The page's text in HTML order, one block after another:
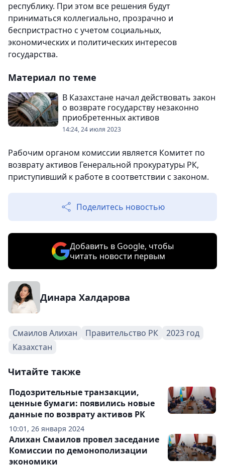
республику. При этом все решения будут
приниматься коллегиально, прозрачно и
беспристрастно с учетом социальных,
экономических и политических интересов
государства.
Материал по теме
В Казахстане начал действовать закон
о возврате государству незаконно
приобретенных активов
14:24, 24 июля 2023
Рабочим органом комиссии является Комитет по
возврату активов Генеральной прокуратуры РК,
приступивший к работе в соответствии с законом.
Поделитесь новостью
Добавить в Google, чтобы
читать новости первым
Динара Халдарова
Смаилов Алихан Правительство РК
2023 год
Казахстан
Читайте также
10:01, 26 января 2024
Подозрительные транзакции,
ценные бумаги: появились новые
данные по возврату активов РК
Алихан Смаилов провел заседание
Комиссии по демонополизации
экономики